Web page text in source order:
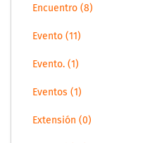
Encuentro (8)
Evento (11)
Evento. (1)
Eventos (1)
Extensión (0)